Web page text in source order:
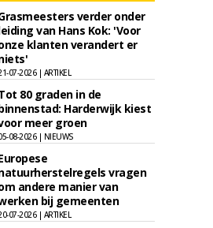
verder onder
van Hans Kok: 'Voor
klanten verandert er
07-2026 | ARTIKEL
80 graden in de
Harderwijk kiest
meer groen
08-2026 | NIEUWS
vragen
andere manier van
bij gemeenten
07-2026 | ARTIKEL